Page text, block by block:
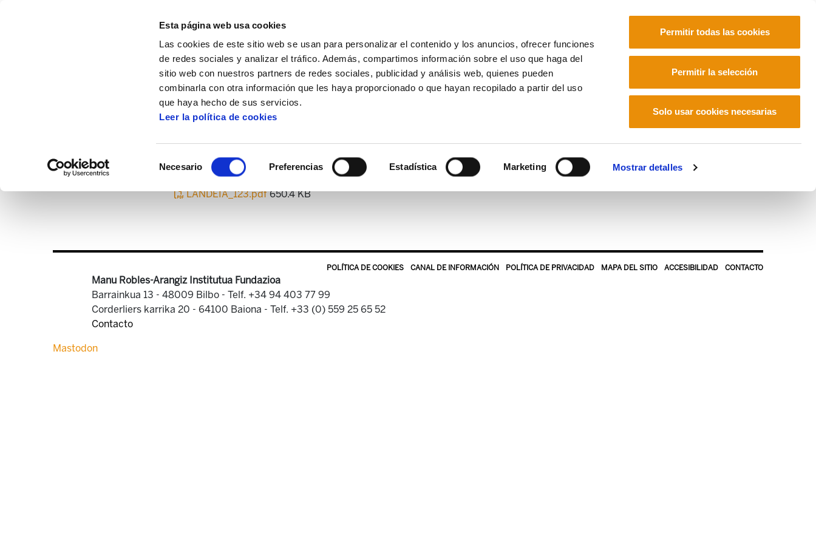
Esta página web usa cookies
Las cookies de este sitio web se usan para personalizar el contenido y los anuncios, ofrecer funciones
de redes sociales y analizar el tráfico. Además, compartimos información sobre el uso que haga del
sitio web con nuestros partners de redes sociales, publicidad y análisis web, quienes pueden
combinarla con otra información que les haya proporcionado o que hayan recopilado a partir del uso
que haya hecho de sus servicios.
Leer la política de cookies
Necesario Preferencias Estadística Marketing Mostrar detalles
Permitir todas las cookies
Permitir la selección
Solo usar cookies necesarias
Centro de documentación Landeia Landeia 123
LANDEIA_123.pdf650.4 KB
POLÍTICA DE COOKIES CANAL DE INFORMACIÓN POLÍTICA DE PRIVACIDAD MAPA DEL SITIO ACCESIBILIDAD CONTACTO
Manu Robles-Arangiz Institutua Fundazioa
Barrainkua 13 - 48009 Bilbo - Telf. +34 94 403 77 99
Corderliers karrika 20 - 64100 Baiona - Telf. +33 (0) 559 25 65 52
Contacto
Mastodon